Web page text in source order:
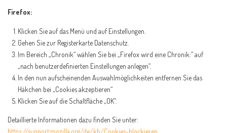
Firefox:
Klicken Sie auf das Menü und auf Einstellungen.
Gehen Sie zur Registerkarte Datenschutz.
Im Bereich „Chronik“ wählen Sie bei „Firefox wird eine Chronik:“ auf
„nach benutzerdefinierten Einstellungen anlegen“.
In den nun aufscheinenden Auswahlmöglichkeiten entfernen Sie das
Häkchen bei „Cookies akzeptieren“
Klicken Sie auf die Schaltfläche „OK“.
Detaillierte Informationen dazu finden Sie unter:
https://support.mozilla.org/de/kb/Cookies-blockieren